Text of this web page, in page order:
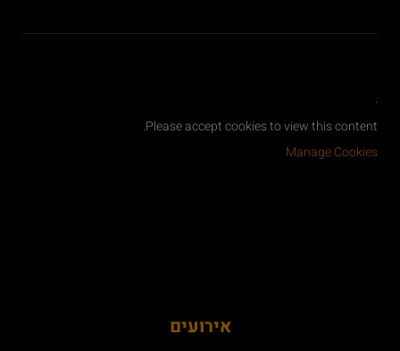
.
Please accept cookies to view this content.
Manage Cookies
אירועים